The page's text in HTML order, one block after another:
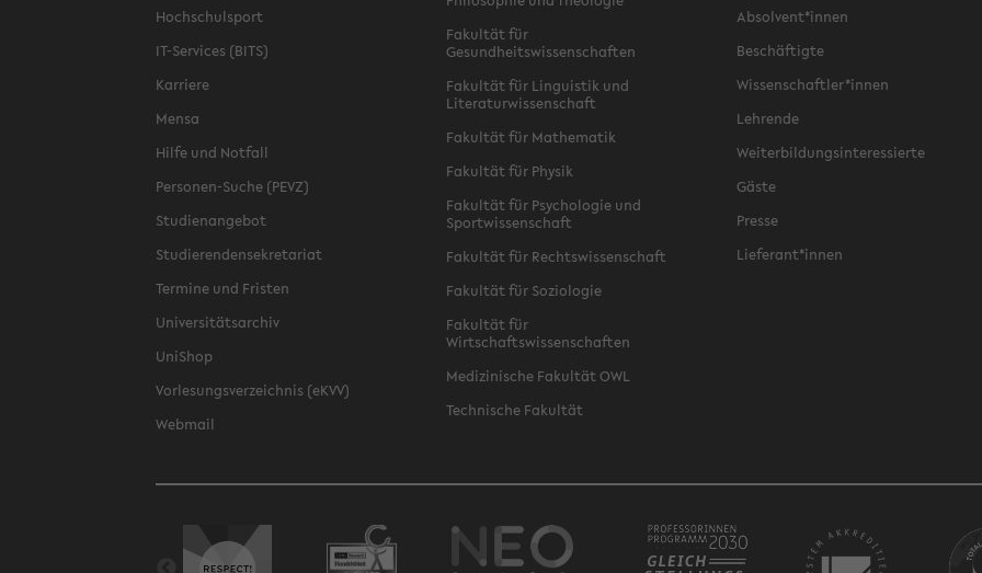
Hochschulsport
IT-Services (BITS)
Karriere
Mensa
Hilfe und Notfall
Personen-Suche (PEVZ)
Studienangebot
Studierendensekretariat
Termine und Fristen
Universitätsarchiv
UniShop
Vorlesungsverzeichnis (eKVV)
Webmail
Fakultät für
Gesundheitswissenschaften
Fakultät für Linguistik und
Literaturwissenschaft
Fakultät für Mathematik
Fakultät für Physik
Fakultät für Psychologie und
Sportwissenschaft
Fakultät für Rechtswissenschaft
Fakultät für Soziologie
Fakultät für
Wirtschaftswissenschaften
Medizinische Fakultät OWL
Technische Fakultät
Absolvent*innen
Beschäftigte
Wissenschaftler*innen
Lehrende
Weiterbildungsinteressierte
Gäste
Presse
Lieferant*innen